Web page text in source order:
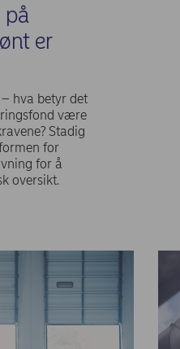
på
er
hva betyr det
være
Stadig
for
for å
oversikt.